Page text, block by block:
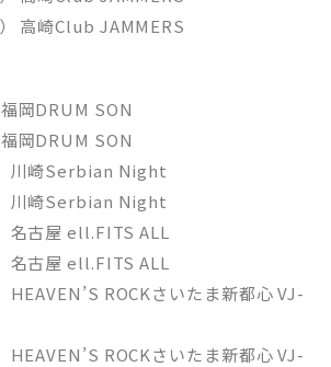
高崎Club JAMMERS
岡DRUM SON
岡DRUM SON
川崎Serbian Night
川崎Serbian Night
名古屋 ell.FITS ALL
名古屋 ell.FITS ALL
HEAVEN’S ROCKさいたま新都心 VJ-
HEAVEN’S ROCKさいたま新都心 VJ-